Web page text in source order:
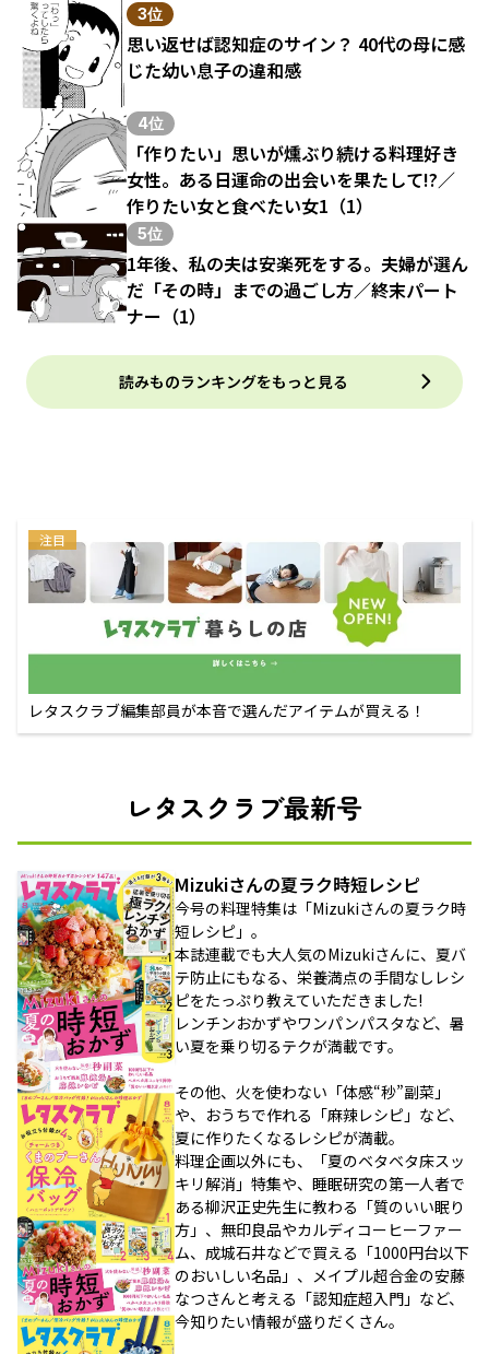
3位
思い返せば認知症のサイン？ 40代の母に感
じた幼い息子の違和感
4位
「作りたい」思いが燻ぶり続ける料理好き
女性。ある日運命の出会いを果たして!?／
作りたい女と食べたい女1（1）
5位
1年後、私の夫は安楽死をする。夫婦が選ん
だ「その時」までの過ごし方／終末パート
ナー（1）
読みものランキングをもっと見る
注目
レタスクラブ編集部員が本音で選んだアイテムが買える！
レタスクラブ最新号
Mizukiさんの夏ラク時短レシピ
今号の料理特集は「Mizukiさんの夏ラク時
短レシピ」。
本誌連載でも大人気のMizukiさんに、夏バ
テ防止にもなる、栄養満点の手間なしレシ
ピをたっぷり教えていただきました!
レンチンおかずやワンパンパスタなど、暑
い夏を乗り切るテクが満載です。
その他、火を使わない「体感“秒”副菜」
や、おうちで作れる「麻辣レシピ」など、
夏に作りたくなるレシピが満載。
料理企画以外にも、「夏のベタベタ床スッ
キリ解消」特集や、睡眠研究の第一人者で
ある柳沢正史先生に教わる「質のいい眠り
方」、無印良品やカルディコーヒーファー
ム、成城石井などで買える「1000円台以下
のおいしい名品」、メイプル超合金の安藤
なつさんと考える「認知症超入門」など、
今知りたい情報が盛りだくさん。